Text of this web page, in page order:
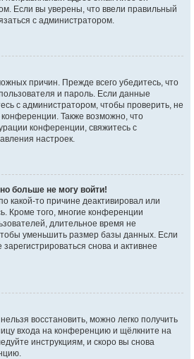
Если вы уверены, что ввели правильный
с администратором.
причин. Прежде всего убедитесь, что
и пароль. Если данные
с администратором, чтобы проверить, не
Также возможно, что
конференции, свяжитесь с
настроек.
больше не могу войти!
какой-то причине деактивировал или
Кроме того, многие конференции
длительное время не
уменьшить размер базы данных. Если
снова и активнее
восстановить, можно легко получить
входа на конференцию и щёлкните на
инструкциям, и скоро вы снова